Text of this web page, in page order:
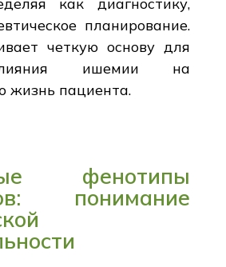
планирование.
четкую основу для
ишемии на
жизнь пациента.
фенотипы
понимание